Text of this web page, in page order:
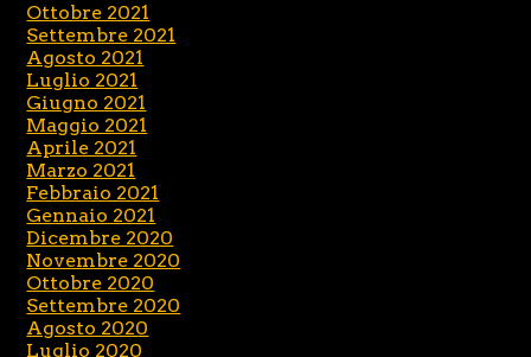
Ottobre 2021
Settembre 2021
Agosto 2021
Luglio 2021
Giugno 2021
Maggio 2021
Aprile 2021
Marzo 2021
Febbraio 2021
Gennaio 2021
Dicembre 2020
Novembre 2020
Ottobre 2020
Settembre 2020
Agosto 2020
Luglio 2020